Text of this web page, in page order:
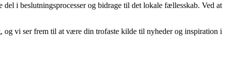
i beslutningsprocesser og bidrage til det lokale fællesskab. Ved at
vi ser frem til at være din trofaste kilde til nyheder og inspiration i